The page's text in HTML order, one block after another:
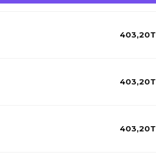
403,20
403,20
403,20